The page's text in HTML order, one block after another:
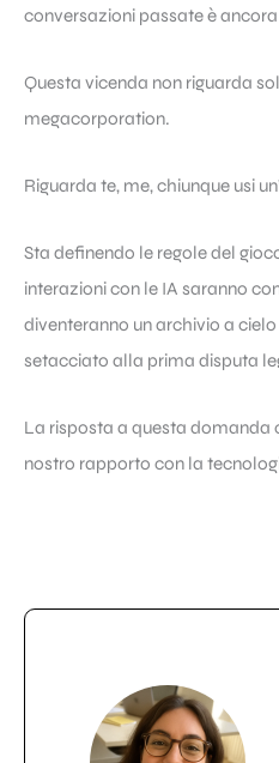
conversazioni passate è
Questa vicenda non riguarda
megacorporation.
Riguarda te, me, chiunque usi
Sta definendo le regole del
interazioni con le IA saranno
diventeranno un archivio a
setacciato alla prima disputa
La risposta a questa domanda
nostro rapporto con la